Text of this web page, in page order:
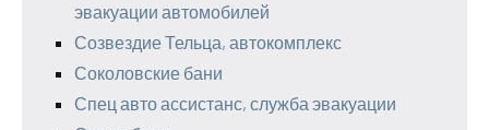
эвакуации автомобилей
Созвездие Тельца, автокомплекс
Соколовские бани
Спец авто ассистанс, служба эвакуации